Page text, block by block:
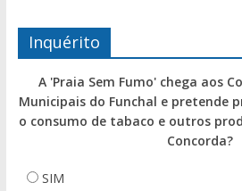
Inquérito
A 'Praia Sem Fumo' chega aos
Municipais do Funchal e pretende
o consumo de tabaco e outros
Concorda?
SIM